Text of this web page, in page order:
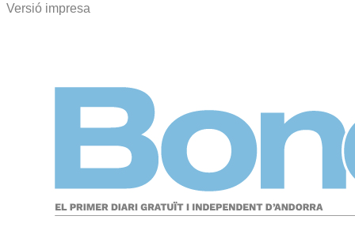
Versió impresa